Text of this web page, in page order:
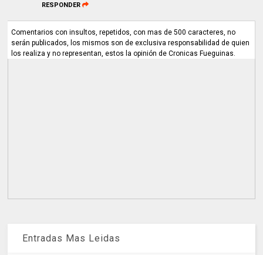
RESPONDER
Comentarios con insultos, repetidos, con mas de 500 caracteres, no
serán publicados, los mismos son de exclusiva responsabilidad de quien
los realiza y no representan, estos la opinión de Cronicas Fueguinas.
Entradas Mas Leidas